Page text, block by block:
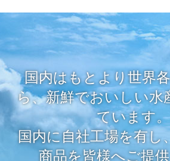
国内はもとより世界
ら、新鮮でおいしい水
ています。
国内に自社工場を有し
商品を皆様へご提